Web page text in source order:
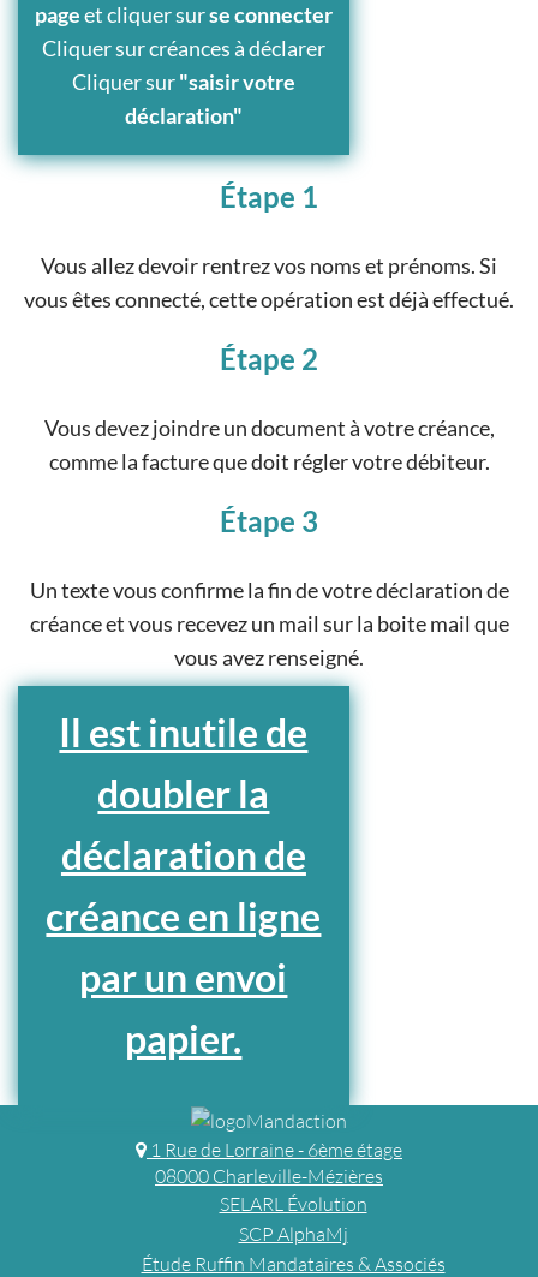
pageet cliquer surse connecter
Cliquer sur créances à déclarer
Cliquer sur"saisir votre
déclaration"
Étape 1
Vous allez devoir rentrez vos noms et prénoms. Si
vous êtes connecté, cette opération est déjà effectué.
Étape 2
Vous devez joindre un document à votre créance,
comme la facture que doit régler votre débiteur.
Étape 3
Un texte vous confirme la fin de votre déclaration de
créance et vous recevez un mail sur la boite mail que
vous avez renseigné.
Il est inutile de
doubler la
déclaration de
créance en ligne
par un envoi
papier.
1 Rue de Lorraine - 6ème étage
08000 Charleville-Mézières
SELARL Évolution
SCP AlphaMj
Étude Ruffin Mandataires & Associés